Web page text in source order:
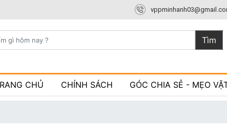
Tìm
CHỦ CHÍNH SÁCH GÓC CHIA SẺ - MẸO